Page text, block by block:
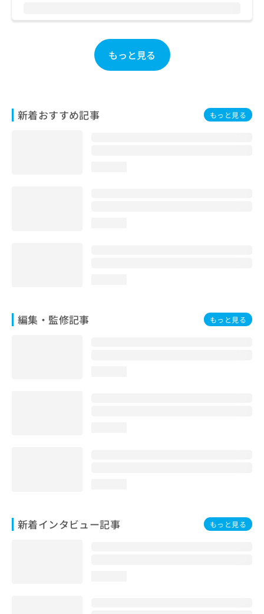
もっと見る
新着おすすめ記事 もっと見る
編集・監修記事 もっと見る
新着インタビュー記事 もっと見る
問
ら